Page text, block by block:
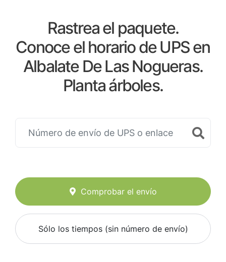
Rastrea el paquete.
Conoce el horario de UPS en
Albalate De Las Nogueras.
Planta árboles.
Comprobar el envío
Sólo los tiempos (sin número de envío)